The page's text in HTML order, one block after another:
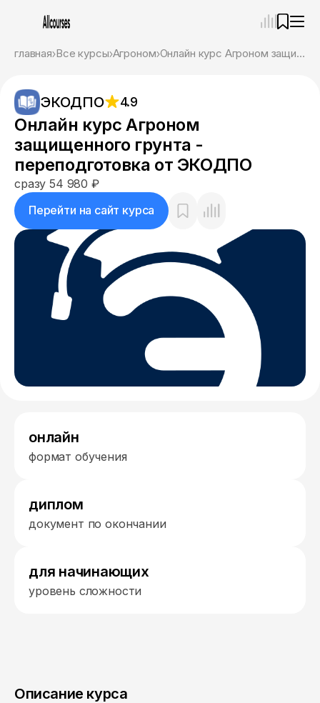
главная Все курсы Агроном Онлайн курс Агроном защищенного грунта - переподготовка от ЭКОДПО
ЭКОДПО 4.9
Онлайн курс Агроном
защищенного грунта -
переподготовка от ЭКОДПО
сразу 54 980 ₽
Перейти на сайт курса
онлайн
формат обучения
диплом
документ по окончании
для начинающих
уровень сложности
Описание курса
Привет! Я Ваш карьерный навигатор. Подберу
курсы, которые соответствует именно вашим
целям.
Пожалуйста, ответьте на несколько вопросов,
чтобы начать.
Приступим?